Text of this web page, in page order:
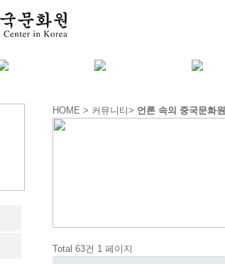
HOME > 커뮤니티> 언론 속의 중국문화원
Total 63건 1 페이지